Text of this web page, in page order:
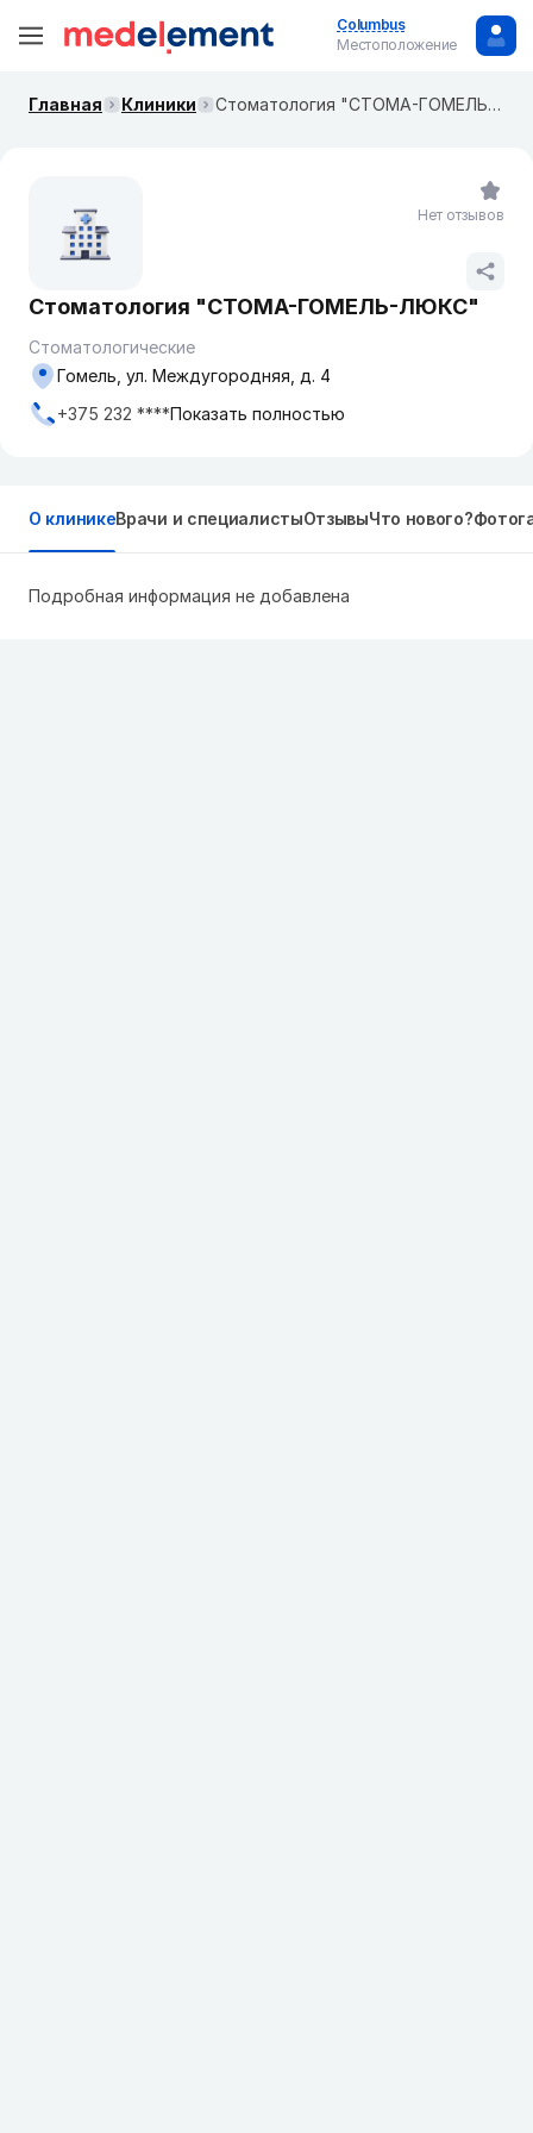
Columbus
Местоположение
Главная Клиники Стоматология "СТОМА-ГОМЕЛЬ-ЛЮКС"
Стоматология "СТОМА-ГОМЕЛЬ-ЛЮКС"
Стоматологические
Гомель, ул. Междугородняя, д. 4
+375 232 ****Показать полностью
Нет отзывов
О клиникеВрачи и специалистыОтзывыЧто нового?
Подробная информация не добавлена